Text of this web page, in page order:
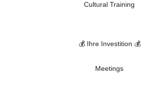
Cultural Training
💰 Ihre Investition 💰
Meetings